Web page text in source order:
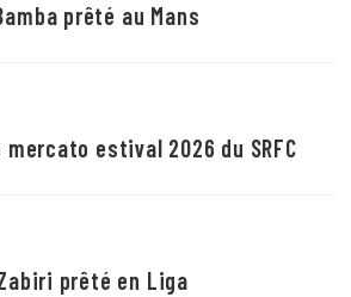
prêté au Mans
mercato estival 2026 du SRFC
prêté en Liga